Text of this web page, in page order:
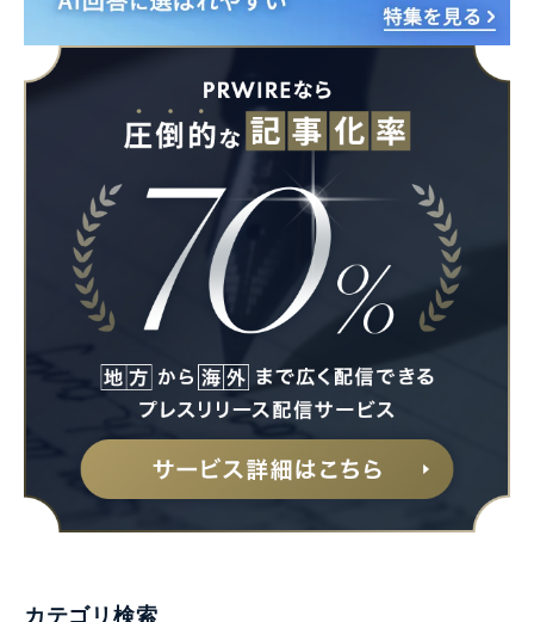
カテゴリ検索